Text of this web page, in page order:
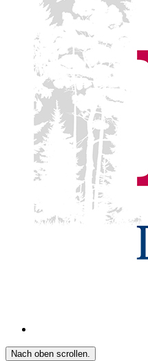
Nach oben scrollen.